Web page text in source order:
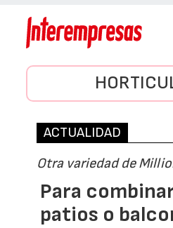
ACTUALIDAD
Otra variedad de
Para
patios o